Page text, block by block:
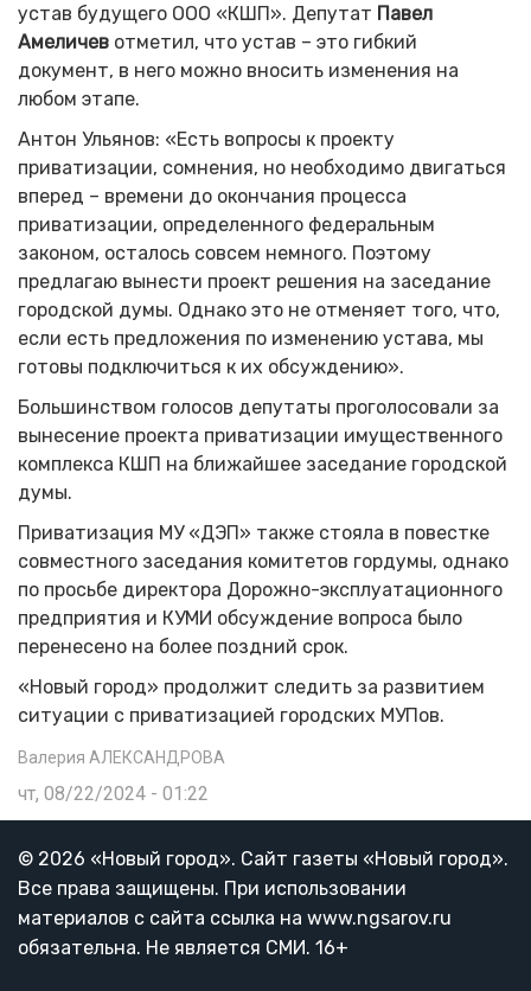
устав будущего ООО «КШП». Депутат Павел
Амеличев отметил, что устав – это гибкий
документ, в него можно вносить изменения на
любом этапе.
Антон Ульянов: «Есть вопросы к проекту
приватизации, сомнения, но необходимо двигаться
вперед – времени до окончания процесса
приватизации, определенного федеральным
законом, осталось совсем немного. Поэтому
предлагаю вынести проект решения на заседание
городской думы. Однако это не отменяет того, что,
если есть предложения по изменению устава, мы
готовы подключиться к их обсуждению».
Большинством голосов депутаты проголосовали за
вынесение проекта приватизации имущественного
комплекса КШП на ближайшее заседание городской
думы.
Приватизация МУ «ДЭП» также стояла в повестке
совместного заседания комитетов гордумы, однако
по просьбе директора Дорожно-эксплуатационного
предприятия и КУМИ обсуждение вопроса было
перенесено на более поздний срок.
«Новый город» продолжит следить за развитием
ситуации с приватизацией городских МУПов.
Валерия АЛЕКСАНДРОВА
чт, 08/22/2024 - 01:22
© 2026 «Новый город». Cайт газеты «Новый город».
Все права защищены. При использовании
материалов с сайта ссылка на www.ngsarov.ru
обязательна. Не является СМИ. 16+